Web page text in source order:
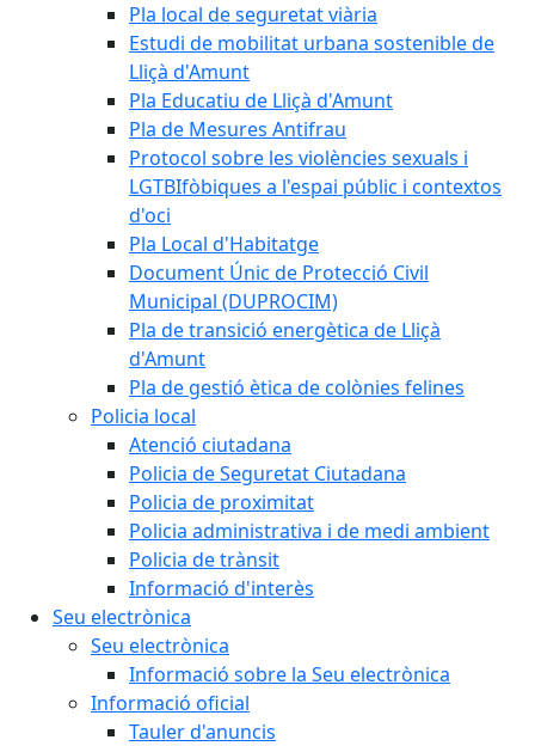
Pla local de seguretat viària
Estudi de mobilitat urbana sostenible de
Lliçà d'Amunt
Pla Educatiu de Lliçà d'Amunt
Pla de Mesures Antifrau
Protocol sobre les violències sexuals i
LGTBIfòbiques a l'espai públic i contextos
d'oci
Pla Local d'Habitatge
Document Únic de Protecció Civil
Municipal (DUPROCIM)
Pla de transició energètica de Lliçà
d'Amunt
Pla de gestió ètica de colònies felines
Policia local
Atenció ciutadana
Policia de Seguretat Ciutadana
Policia de proximitat
Policia administrativa i de medi ambient
Policia de trànsit
Informació d'interès
Seu electrònica
Seu electrònica
Informació sobre la Seu electrònica
Informació oficial
Tauler d'anuncis